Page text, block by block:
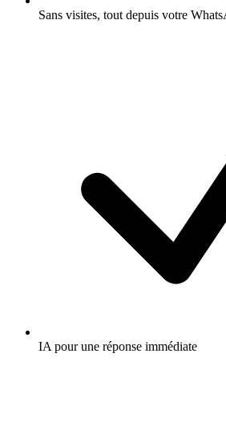
Sans visites, tout depuis votre
IA pour une réponse immédiate